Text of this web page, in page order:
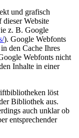
und grafisch
dieser Website
z. B. Google
). Google Webfonts
den Cache Ihres
Webfonts nicht
Inhalte in einer
löst
Bibliothek aus.
auch unklar ob
entsprechender